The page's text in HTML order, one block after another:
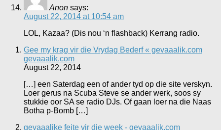
Anon says:
August 22, 2014 at 10:54 am
LOL, Kazaa? (Dis nou ‘n flashback) Kerrang radio.
Gee my krag vir die Vrydag Bederf « gevaaalik.com
gevaaalik.com
August 22, 2014
[…] een Saterdag een of ander tyd op die site verskyn.
Loer gerus na Scuba Steve se ander werk, soos sy
stukkie oor SA se radio DJs. Of gaan loer na die Naas
Botha p-Bomb […]
gevaaalike feite vir die week - gevaaalik.com